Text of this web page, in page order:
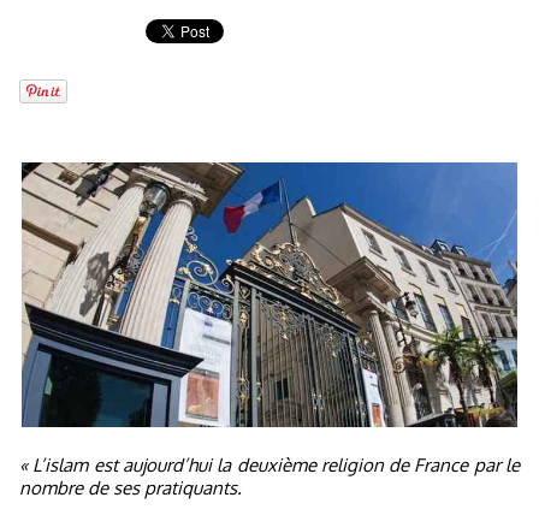
« L’islam est aujourd’hui la deuxième religion de France par le
nombre de ses pratiquants.